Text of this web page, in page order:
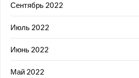
Сентябрь 2022
Июль 2022
Июнь 2022
Май 2022